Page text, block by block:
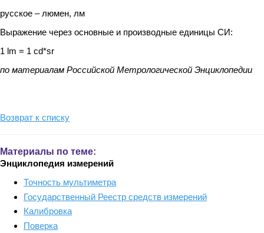
русское – люмен, лм
Выражение через основные и производные единицы СИ:
1 lm = 1 cd*sr
по материалам Российской Метрологической Энциклопедии
Возврат к списку
Материалы по теме:
Энциклопедия измерений
Точность мультиметра
Государственный Реестр средств измерений
Калибровка
Поверка